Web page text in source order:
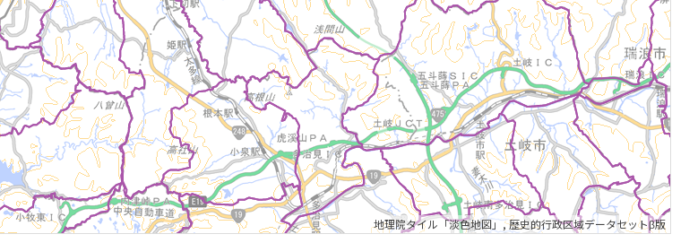
地理院タイル「淡色地図」,歴史的行政区域データセットβ版